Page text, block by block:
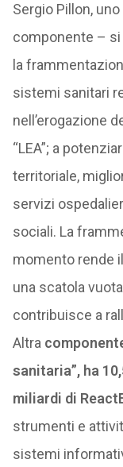
Sergio Pillon,
componente – si
la
sistemi sanitari
nell’erogazione
“LEA”; a
territoriale,
servizi
sociali. La
momento rende il
una scatola
contribuisce a
Altra
sanitaria”, ha
miliardi di
strumenti e
sistemi